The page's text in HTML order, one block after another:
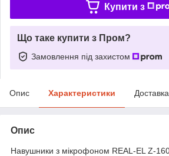
Купити з
Що таке купити з Пром?
Замовлення під захистом
Опис Характеристики Доставка
Опис
Навушники з мікрофоном REAL-EL Z-